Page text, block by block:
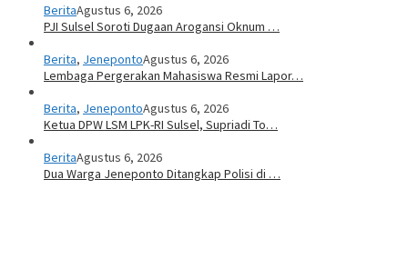
BeritaAgustus 6, 2026
PJI Sulsel Soroti Dugaan Arogansi Oknum …
Berita, JenepontoAgustus 6, 2026
Lembaga Pergerakan Mahasiswa Resmi Lapor…
Berita, JenepontoAgustus 6, 2026
Ketua DPW LSM LPK-RI Sulsel, Supriadi To…
BeritaAgustus 6, 2026
Dua Warga Jeneponto Ditangkap Polisi di …